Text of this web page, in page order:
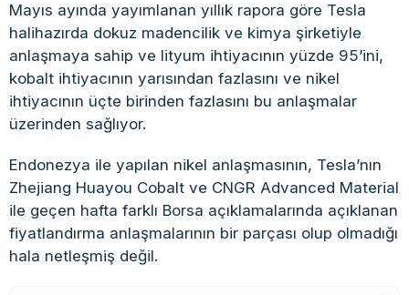
Mayıs ayında yayımlanan yıllık rapora göre Tesla
halihazırda dokuz madencilik ve kimya şirketiyle
anlaşmaya sahip ve lityum ihtiyacının yüzde 95’ini,
kobalt ihtiyacının yarısından fazlasını ve nikel
ihtiyacının üçte birinden fazlasını bu anlaşmalar
üzerinden sağlıyor.
Endonezya ile yapılan nikel anlaşmasının, Tesla’nın
Zhejiang Huayou Cobalt ve CNGR Advanced Material
ile geçen hafta farklı Borsa açıklamalarında açıklanan
fiyatlandırma anlaşmalarının bir parçası olup olmadığı
hala netleşmiş değil.